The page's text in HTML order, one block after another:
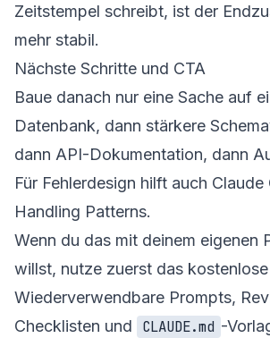
Zeitstempel schreibt, ist der
mehr stabil.
Nächste Schritte und CTA
Baue danach nur eine Sache auf
Datenbank, dann stärkere
dann API-Dokumentation, dann
Für Fehlerdesign hilft auch Claude
Handling Patterns.
Wenn du das mit deinem eigenen
willst, nutze zuerst das
Wiederverwendbare Prompts,
Checklisten und
CLAUDE.md -